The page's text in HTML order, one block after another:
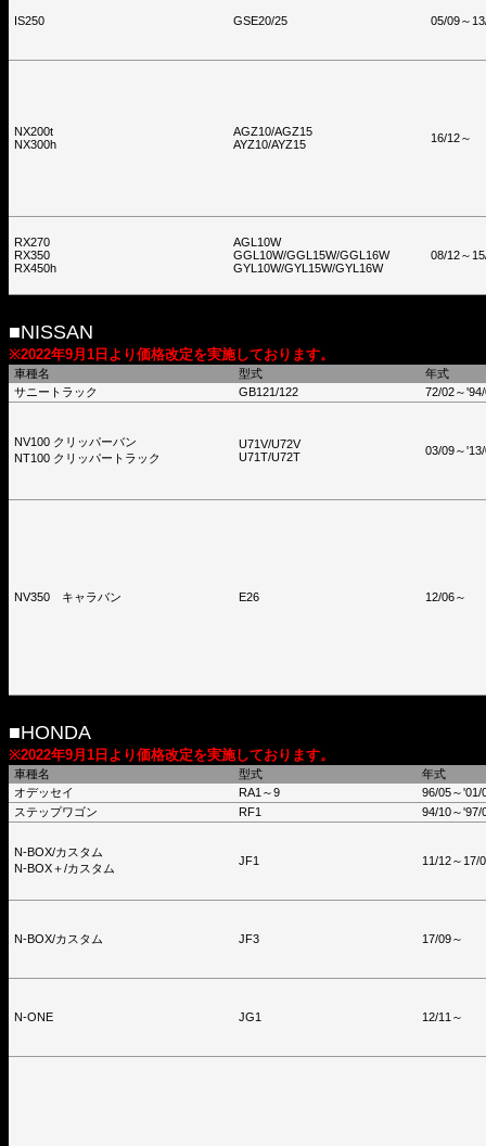
IS250 GSE20/25 05/09～
NX200t
NX300h
AGZ10/AGZ15
AYZ10/AYZ15
16/12～
RX270
RX350
RX450h
AGL10W
GGL10W/GGL15W/GGL16W
GYL10W/GYL15W/GYL16W
08/12～
■NISSAN
※2022年9月1日より価格改定を実施しております。
車種名 型式
年式
サニートラック
GB121/122 72/02～
NV100 クリッパーバン
NT100 クリッパートラック
U71V/U72V
U71T/U72T
03/09～
NV350 キャラバン E26 12/06～
■HONDA
※2022年9月1日より価格改定を実施しております。
車種名 型式
年式
オデッセイ
RA1～9
96/05～'01/
ステップワゴン
RF1 94/10～'97/
N-BOX/カスタム
N-BOX＋/カスタム
JF1 11/12～17/
N-BOX/カスタム JF3 17/09～
N-ONE JG1 12/11～